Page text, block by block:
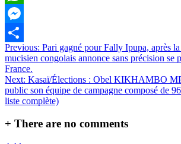
WhatsApp
Messenger
Partager
Navigation
de
l’article
Previous: Pari gagné pour Fally Ipupa, après
mucisien congolais annonce sans précision se
France.
Next: Kasaï/Élections : Obel KIKHAMBO
public son équipe de campagne composé de
liste complète)
+ There are no comments